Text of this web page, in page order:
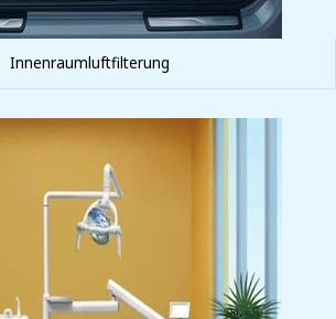
Innenraumluftfilterung